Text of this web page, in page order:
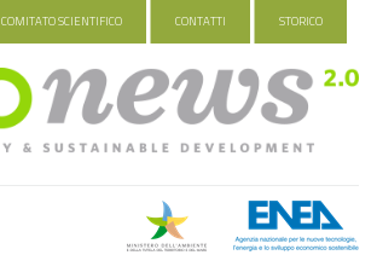
COMITATO SCIENTIFICO CONTATTI STORICO